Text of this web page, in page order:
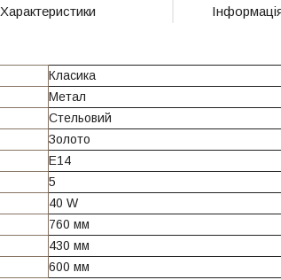
Характеристики
Класика
Метал
Стельовий
Золото
E14
5
40 W
760 мм
430 мм
600 мм